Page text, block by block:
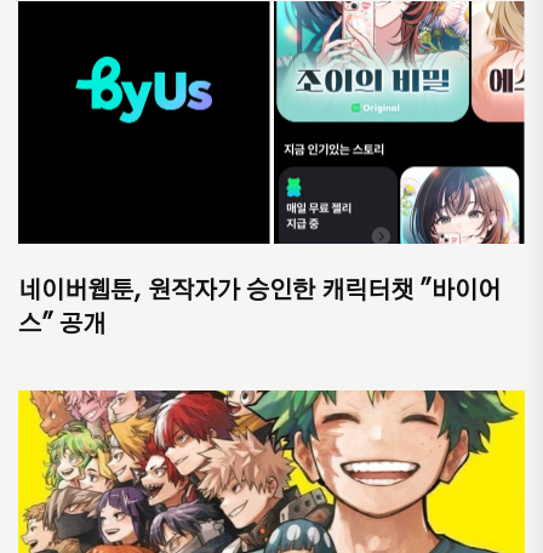
네이버웹툰, 원작자가 승인한 캐릭터챗 "바이어
스" 공개